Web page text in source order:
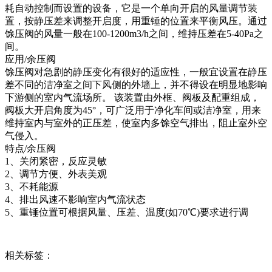
耗自动控制而设置的设备，它是一个单向开启的风量调节装
置，按静压差来调整开启度，用重锤的位置来平衡风压。通过
馀压阀的风量一般在100-1200m3/h之间，维持压差在5-40Pa之
间。
应用/余压阀
馀压阀对急剧的静压变化有很好的适应性，一般宜设置在静压
差不同的洁净室之间下风侧的外墙上，并不得设在明显地影响
下游侧的室内气流场所。 该装置由外框、阀板及配重组成，
阀板大开启角度为45°，可广泛用于净化车间或洁净室，用来
维持室内与室外的正压差，使室内多馀空气排出，阻止室外空
气侵入。
特点/余压阀
1、关闭紧密，反应灵敏
2、调节方便、外表美观
3、不耗能源
4、排出风速不影响室内气流状态
5、重锤位置可根据风量、压差、温度(如70℃)要求进行调
相关标签：